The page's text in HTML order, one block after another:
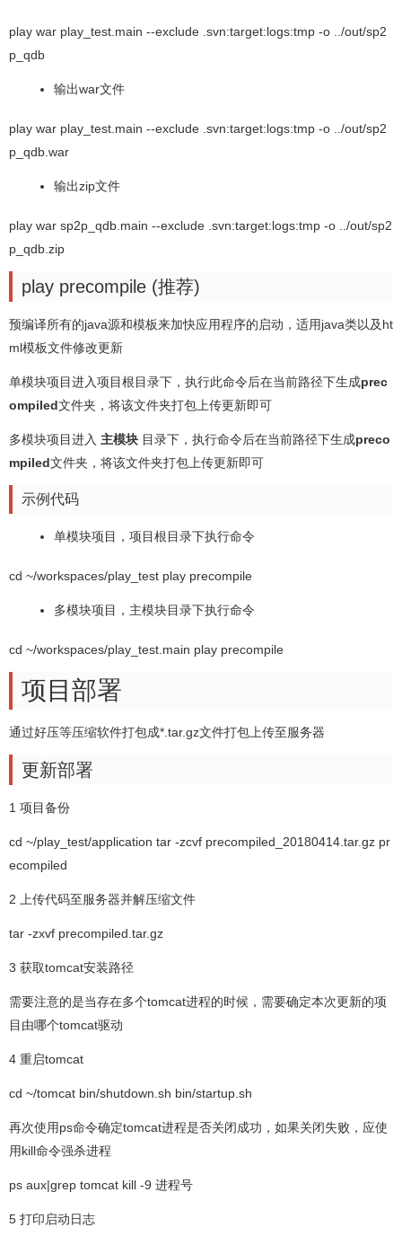
play war play_test.main --exclude .svn:target:logs:tmp -o ../out/sp2
p_qdb
输出war文件
play war play_test.main --exclude .svn:target:logs:tmp -o ../out/sp2
p_qdb.war
输出zip文件
play war sp2p_qdb.main --exclude .svn:target:logs:tmp -o ../out/sp2
p_qdb.zip
play precompile (推荐)
预编译所有的java源和模板来加快应用程序的启动，适用java类以及ht
ml模板文件修改更新
单模块项目进入项目根目录下，执行此命令后在当前路径下生成prec
ompiled文件夹，将该文件夹打包上传更新即可
多模块项目进入 主模块 目录下，执行命令后在当前路径下生成preco
mpiled文件夹，将该文件夹打包上传更新即可
示例代码
单模块项目，项目根目录下执行命令
cd ~/workspaces/play_test play precompile
多模块项目，主模块目录下执行命令
cd ~/workspaces/play_test.main play precompile
项目部署
通过好压等压缩软件打包成*.tar.gz文件打包上传至服务器
更新部署
1 项目备份
cd ~/play_test/application tar -zcvf precompiled_20180414.tar.gz pr
ecompiled
2 上传代码至服务器并解压缩文件
tar -zxvf precompiled.tar.gz
3 获取tomcat安装路径
需要注意的是当存在多个tomcat进程的时候，需要确定本次更新的项
目由哪个tomcat驱动
4 重启tomcat
cd ~/tomcat bin/shutdown.sh bin/startup.sh
再次使用ps命令确定tomcat进程是否关闭成功，如果关闭失败，应使
用kill命令强杀进程
ps aux|grep tomcat kill -9 进程号
5 打印启动日志